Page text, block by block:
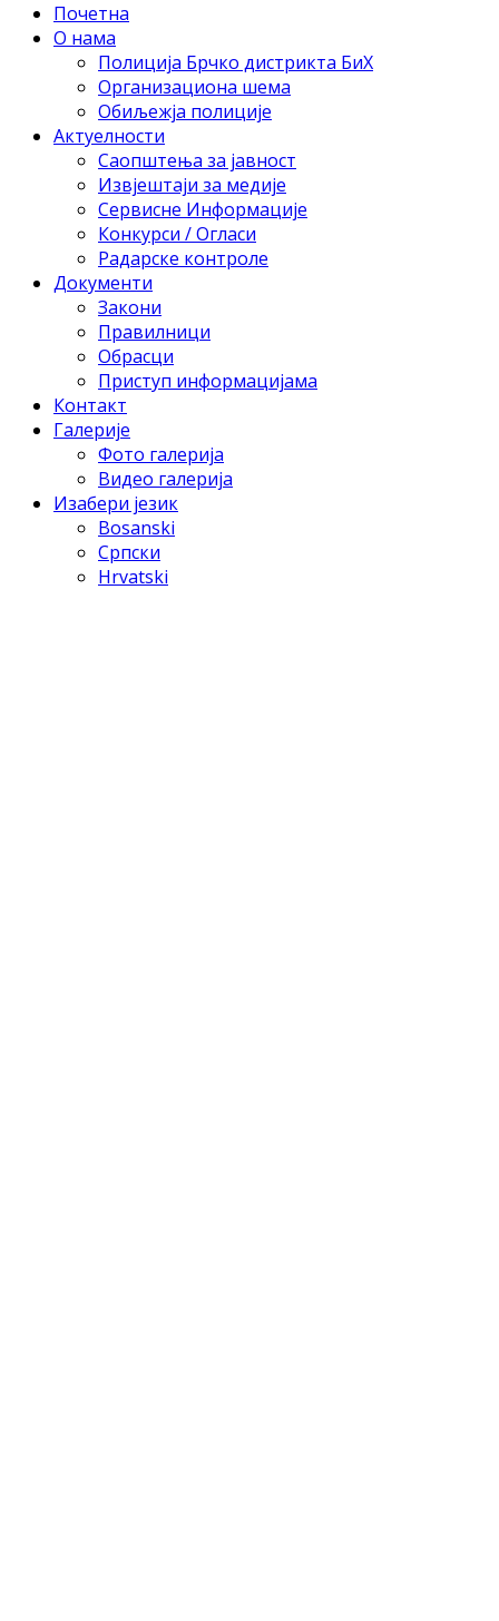
Почетна
О нама
Полиција Брчко дистрикта БиХ
Организациона шема
Обиљежја полиције
Актуелности
Саопштења за јавност
Извјештаји за медије
Сервисне Информације
Конкурси / Огласи
Радарске контроле
Документи
Закони
Правилници
Обрасци
Приступ информацијама
Контакт
Галерије
Фото галерија
Видео галерија
Изабери језик
Bosanski
Српски
Hrvatski